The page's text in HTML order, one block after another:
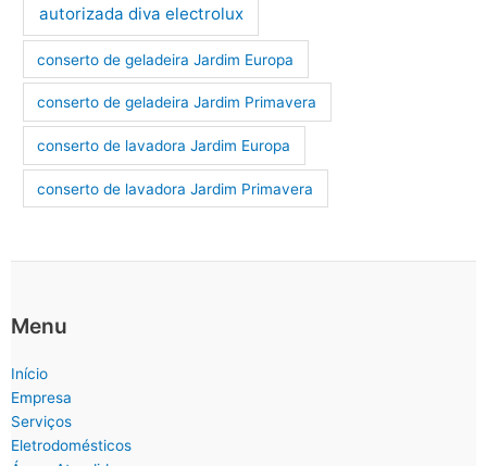
autorizada diva electrolux
conserto de geladeira Jardim Europa
conserto de geladeira Jardim Primavera
conserto de lavadora Jardim Europa
conserto de lavadora Jardim Primavera
Menu
Início
Empresa
Serviços
Eletrodomésticos